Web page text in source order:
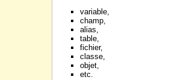
variable,
champ,
alias,
table,
fichier,
classe,
objet,
etc.